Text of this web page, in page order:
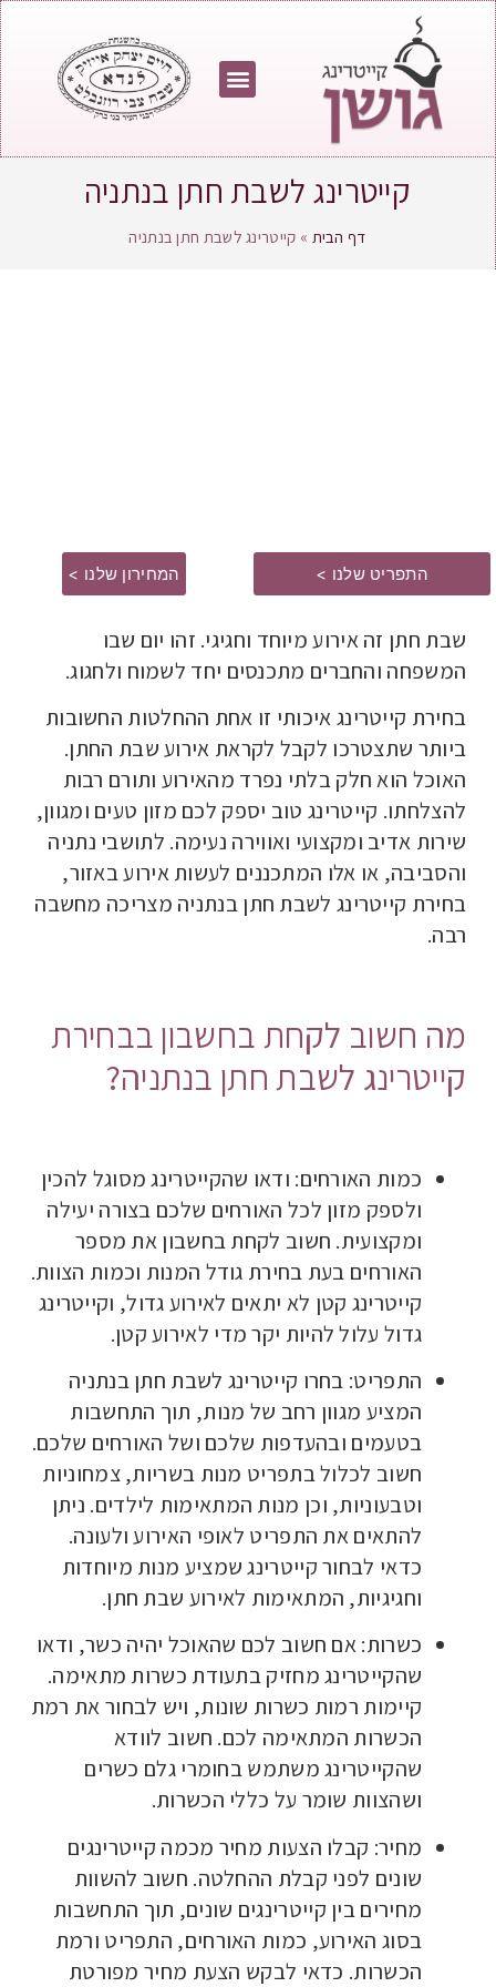
קייטרינג לשבת חתן בנתניה
דף הבית » קייטרינג לשבת חתן בנתניה
התפריט שלנו > המחירון שלנו >
שבת חתן זה אירוע מיוחד וחגיגי. זהו יום שבו
המשפחה והחברים מתכנסים יחד לשמוח ולחגוג.
בחירת קייטרינג איכותי זו אחת ההחלטות החשובות
ביותר שתצטרכו לקבל לקראת אירוע שבת החתן.
האוכל הוא חלק בלתי נפרד מהאירוע ותורם רבות
להצלחתו. קייטרינג טוב יספק לכם מזון טעים ומגוון,
שירות אדיב ומקצועי ואווירה נעימה. לתושבי נתניה
והסביבה, או אלו המתכננים לעשות אירוע באזור,
בחירת קייטרינג לשבת חתן בנתניה מצריכה מחשבה
רבה.
מה חשוב לקחת בחשבון בבחירת
קייטרינג לשבת חתן בנתניה?
כמות האורחים: ודאו שהקייטרינג מסוגל להכין
ולספק מזון לכל האורחים שלכם בצורה יעילה
ומקצועית. חשוב לקחת בחשבון את מספר
האורחים בעת בחירת גודל המנות וכמות הצוות.
קייטרינג קטן לא יתאים לאירוע גדול, וקייטרינג
גדול עלול להיות יקר מדי לאירוע קטן.
התפריט: בחרו קייטרינג לשבת חתן בנתניה
המציע מגוון רחב של מנות, תוך התחשבות
בטעמים ובהעדפות שלכם ושל האורחים שלכם.
חשוב לכלול בתפריט מנות בשריות, צמחוניות
וטבעוניות, וכן מנות המתאימות לילדים. ניתן
להתאים את התפריט לאופי האירוע ולעונה.
כדאי לבחור קייטרינג שמציע מנות מיוחדות
וחגיגיות, המתאימות לאירוע שבת חתן.
כשרות: אם חשוב לכם שהאוכל יהיה כשר, ודאו
שהקייטרינג מחזיק בתעודת כשרות מתאימה.
קיימות רמות כשרות שונות, ויש לבחור את רמת
הכשרות המתאימה לכם. חשוב לוודא
שהקייטרינג משתמש בחומרי גלם כשרים
ושהצוות שומר על כללי הכשרות.
מחיר: קבלו הצעות מחיר מכמה קייטרינגים
שונים לפני קבלת ההחלטה. חשוב להשוות
מחירים בין קייטרינגים שונים, תוך התחשבות
בסוג האירוע, כמות האורחים, התפריט ורמת
הכשרות. כדאי לבקש הצעת מחיר מפורטת